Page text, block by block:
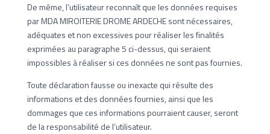
De même, l’utilisateur reconnaît que les données requises
par MDA MIROITERIE DROME ARDECHE sont nécessaires,
adéquates et non excessives pour réaliser les finalités
exprimées au paragraphe 5 ci-dessus, qui seraient
impossibles à réaliser si ces données ne sont pas fournies.
Toute déclaration fausse ou inexacte qui résulte des
informations et des données fournies, ainsi que les
dommages que ces informations pourraient causer, seront
de la responsabilité de l’utilisateur.